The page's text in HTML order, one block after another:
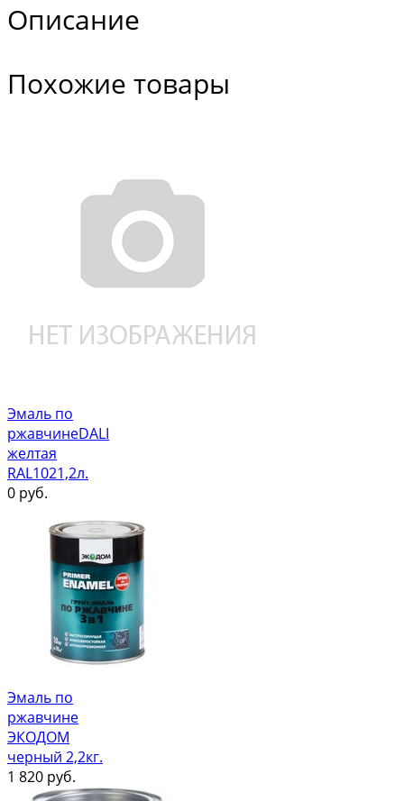
Описание
Похожие товары
Эмаль по
ржавчинеDALI
желтая
RAL1021,2л.
0 руб.
Эмаль по
ржавчине
ЭКОДОМ
черный 2,2кг.
1 820 руб.